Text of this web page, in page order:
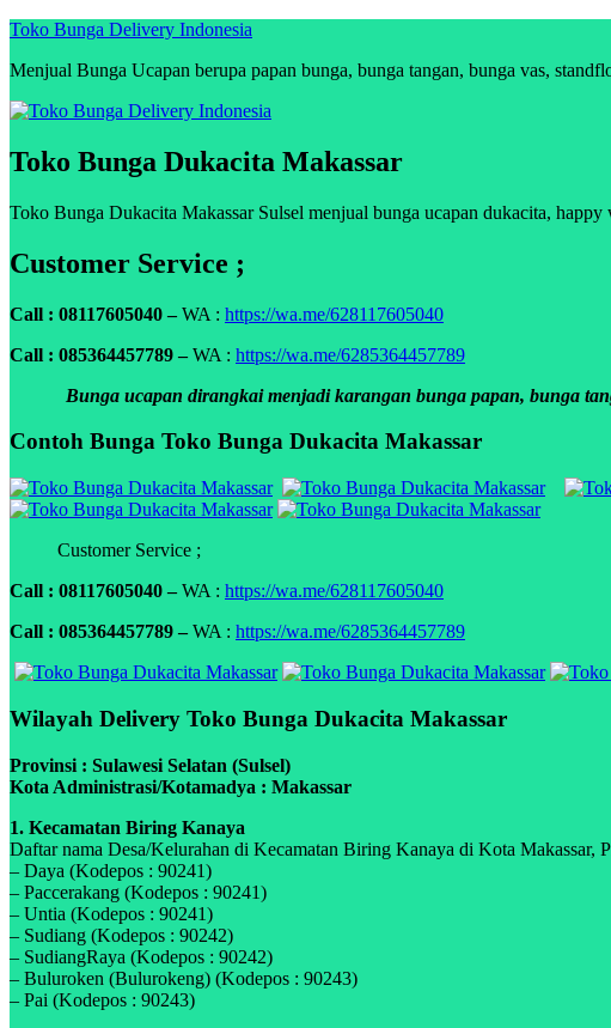
Skip
content
Toko Bunga Delivery Indonesia
Menjual Bunga Ucapan berupa papan bunga, bunga tangan, bunga vas,
Toko Bunga Dukacita Makassar
Toko Bunga Dukacita Makassar Sulsel menjual bunga ucapan dukacita,
Customer Service ;
Call : 08117605040 –WA : https://wa.me/628117605040
Call : 085364457789 –WA : https://wa.me/6285364457789
Bunga ucapan dirangkai menjadi karangan bunga papan, bunga
Contoh Bunga Toko Bunga Dukacita Makassar
Customer Service ;
Call : 08117605040 –WA : https://wa.me/628117605040
Call : 085364457789 –WA : https://wa.me/6285364457789
Wilayah Delivery Toko Bunga Dukacita Makassar
Provinsi : Sulawesi Selatan (Sulsel)
Kota Administrasi/Kotamadya : Makassar
1. Kecamatan Biring Kanaya
Daftar nama Desa/Kelurahan di Kecamatan Biring Kanaya di Kota Makassar,
– Daya (Kodepos : 90241)
– Paccerakang (Kodepos : 90241)
– Untia (Kodepos : 90241)
– Sudiang (Kodepos : 90242)
– SudiangRaya (Kodepos : 90242)
– Buluroken (Bulurokeng) (Kodepos : 90243)
– Pai (Kodepos : 90243)